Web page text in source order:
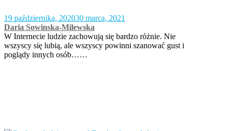
19 października, 202030 marca, 2021
Daria Sowinska-Milewska
W Internecie ludzie zachowują się bardzo różnie. Nie
wszyscy się lubią, ale wszyscy powinni szanować gust i
poglądy innych osób……